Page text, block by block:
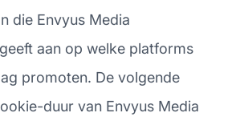
die Envyus Media
aan op welke platforms
promoten. De volgende
duur van Envyus Media